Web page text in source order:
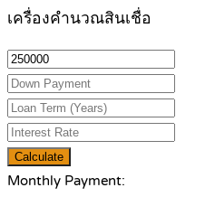
เครื่องคำนวณสินเชื่อ
Calculate
Monthly Payment: